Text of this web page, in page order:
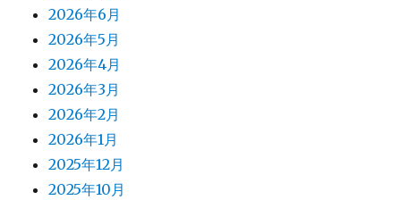
2026年6月
2026年5月
2026年4月
2026年3月
2026年2月
2026年1月
2025年12月
2025年10月